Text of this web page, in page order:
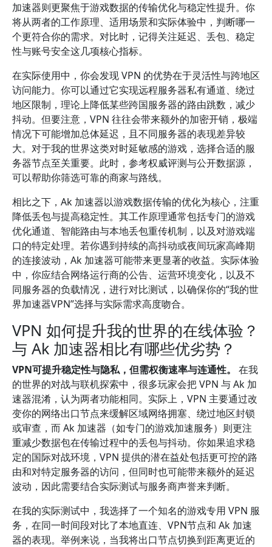
加速器则更聚焦于游戏数据的传输优化与稳定性提升。你
将从两者的工作原理、适用场景和实际体验中，判断哪一
个更符合你的需求。对比时，记得关注延迟、丢包、稳定
性与账号安全这几项核心指标。
在实际使用中，你会发现 VPN 的优势在于灵活性与跨地区
访问能力。你可以通过它实现远程服务器私有通道、绕过
地区限制，理论上降低某些跨国服务器的路由跳数，减少
抖动。但要注意，VPN 往往会带来额外的加密开销，极端
情况下可能增加总体延迟，且不同服务器的表现差异较
大。对于我的世界这类对时延敏感的游戏，选择合适的服
务器节点至关重要。此时，参考权威评测与公开数据源，
可以帮助你筛选可靠的商家与路线。
相比之下，Ak 加速器以游戏数据传输的优化为核心，注重
降低丢包与提高稳定性。其工作原理通常包括专门的游戏
优化通道、智能路由与本地丢包重传机制，以及对游戏端
口的特定处理。若你遇到持续的高抖动或夜间玩家高峰期
的连接波动，Ak 加速器可能带来更显著的收益。实际体验
中，你应结合网络运行商的公告、运营环境变化，以及不
同服务器的负载情况，进行对比测试，以确保你的“我的世
界加速器VPN”选择与实际需求高度吻合。
VPN 如何提升我的世界的在线体验？
与 Ak 加速器相比有哪些优劣势？
VPN可提升稳定性与隐私，但需权衡速率与连通性。
在我
的世界的对战与联机探索中，很多玩家会把 VPN 与 Ak 加
速器混淆，认为两者功能相同。实际上，VPN 主要通过改
变你的网络出口节点来缓解区域网络拥塞、绕过地区封锁
或审查，而 Ak 加速器（如专门的游戏加速服务）则更注
重减少数据包在传输过程中的丢包与抖动。你如果追求稳
定的国际对战环境，VPN 提供的潜在益处包括更可控的路
由和对特定服务器的访问，但同时也可能带来额外的延迟
波动，因此需要结合实际测试与服务商声誉来判断。
在我的实际测试中，我选择了一个知名的游戏专用 VPN 服
务，在同一时间段对比了本地直连、VPN节点和 Ak 加速
器的表现。举例来说，当我将出口节点切换到距离更近的